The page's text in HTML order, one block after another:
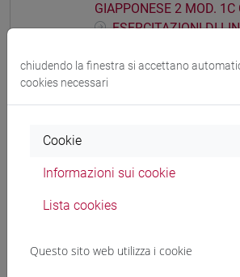
GIAPPONESE 2 MOD.
ESERCITAZIONI DI
ESERCITAZIONI DI
GIAPPONESE 2 MOD. 1C
ESERCITAZIONI DI
MOD. 1D
GIAPPONESE 2 MOD. 1D
GIAPPONESE 2 MOD. 1D
chiudendo la finestra si accettano
cookies necessari
Cookie
Informazioni sui cookie
Lista cookies
Questo sito web utilizza i cookie